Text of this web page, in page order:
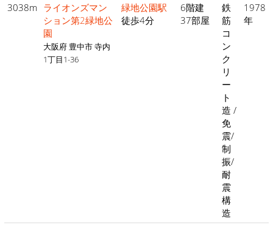
3038m ライオンズマン
ション第2緑地公
園
大阪府 豊中市 寺内
1丁目1-36
緑地公園駅
徒歩4分
6階建
37部屋
鉄
筋
コ
ン
ク
リ
ー
ト
造 /
免
震/
制
振/
耐
震
構
造
1978
年